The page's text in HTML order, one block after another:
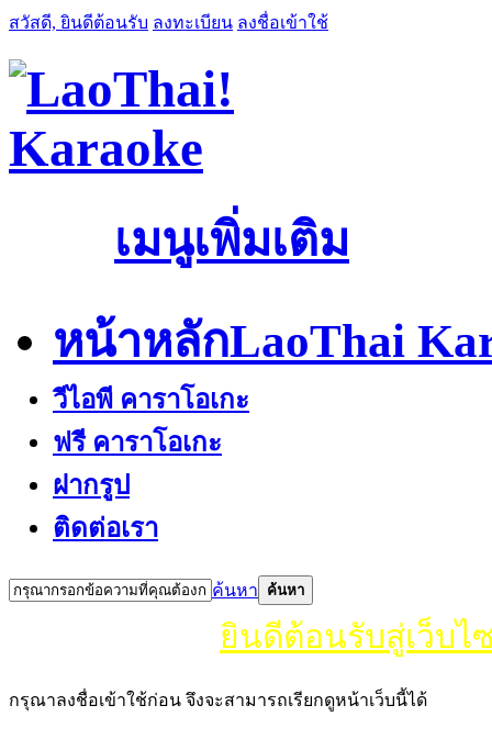
สวัสดี, ยินดีต้อนรับ ลงทะเบียน ลงชื่อเข้าใช้
เมนูเพิ่มเติม
หน้าหลักLaoThai
วีไอพี คาราโอเกะ
ฟรี คาราโอเกะ
ฝากรูป
ติดต่อเรา
ค้นหา ค้นหา
ยินดีต้อนรับสู่เว็บไซ
กรุณาลงชื่อเข้าใช้ก่อน จึงจะสามารถเรียกดูหน้าเว็บนี้ได้